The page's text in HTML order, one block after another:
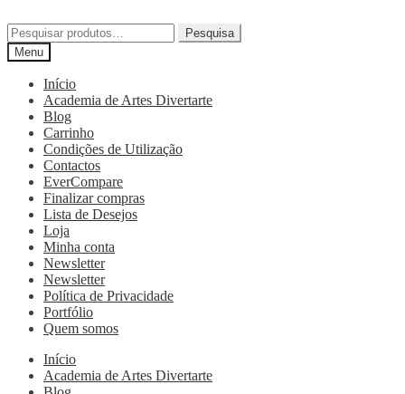
Pesquisa
Menu
Início
Academia de Artes Divertarte
Blog
Carrinho
Condições de Utilização
Contactos
EverCompare
Finalizar compras
Lista de Desejos
Loja
Minha conta
Newsletter
Newsletter
Política de Privacidade
Portfólio
Quem somos
Início
Academia de Artes Divertarte